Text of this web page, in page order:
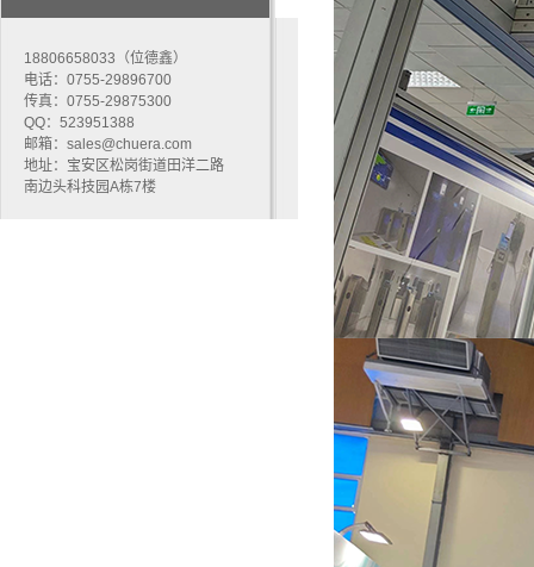
18806658033（位德鑫）
电话：0755-29896700
传真：0755-29875300
QQ：523951388
邮箱：sales@chuera.com
地址：宝安区松岗街道田洋二路
南边头科技园A栋7楼